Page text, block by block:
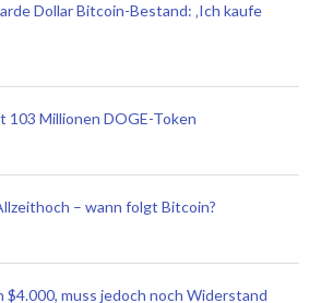
Dollar Bitcoin-Bestand: ‚Ich kaufe
103 Millionen DOGE-Token
– wann folgt Bitcoin?
muss jedoch noch Widerstand